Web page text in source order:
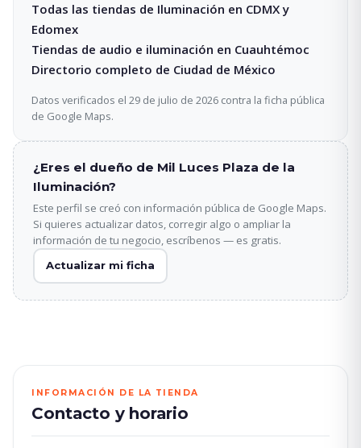
Todas las tiendas de Iluminación en CDMX y
Edomex
Tiendas de audio e iluminación en Cuauhtémoc
Directorio completo de Ciudad de México
Datos verificados el 29 de julio de 2026 contra la ficha pública
de Google Maps.
¿Eres el dueño de Mil Luces Plaza de la
Iluminación?
Este perfil se creó con información pública de Google Maps.
Si quieres actualizar datos, corregir algo o ampliar la
información de tu negocio, escríbenos — es gratis.
Actualizar mi ficha
INFORMACIÓN DE LA TIENDA
Contacto y horario